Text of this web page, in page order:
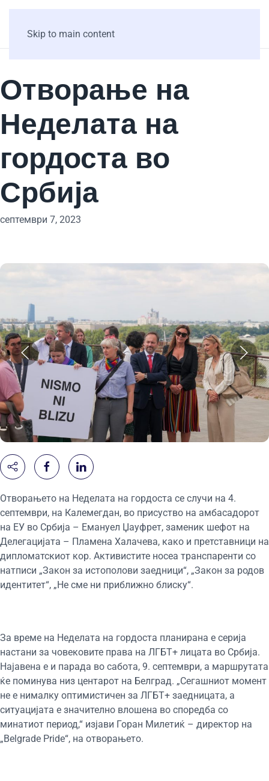
Skip to main content
Отворање на
Неделата на
гордоста во
Србија
септември 7, 2023
Отворањето на Неделата на гордоста се случи на 4.
септември, на Калемегдан, во присуство на амбасадорот
на ЕУ во Србија – Емануел Џауфрет, заменик шефот на
Делегацијата – Пламена Халачева, како и претставници на
дипломатскиот кор. Активистите носеа транспаренти со
натписи „Закон за истополови заедници“, „Закон за родов
идентитет“, „Не сме ни приближно блиску“.
За време на Неделата на гордоста планирана е серија
настани за човековите права на ЛГБТ+ лицата во Србија.
Најавена е и парада во сабота, 9. септември, а маршрутата
ќе поминува низ центарот на Белград. „Сегашниот момент
не е нималку оптимистичен за ЛГБТ+ заедницата, а
ситуацијата е значително влошена во споредба со
минатиот период,“ изјави Горан Милетиќ – директор на
„Belgrade Pride“, на отворањето.